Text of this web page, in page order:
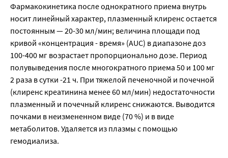
Фармакокинетика после однократного приема внутрь
носит линейный характер, плазменный клиренс остается
постоянным — 20-30 мл/мин; величина площади под
кривой «концентрация - время» (AUC) в диапазоне доз
100-400 мг возрастает пропорционально дозе. Период
полувыведения после многократного приема 50 и 100 мг
2 раза в сутки -21 ч. При тяжелой печеночной и почечной
(клиренс креатинина менее 60 мл/мин) недостаточности
плазменный и почечный клиренс снижаются. Выводится
почками в неизмененном виде (70 %) и в виде
метаболитов. Удаляется из плазмы с помощью
гемодиализа.